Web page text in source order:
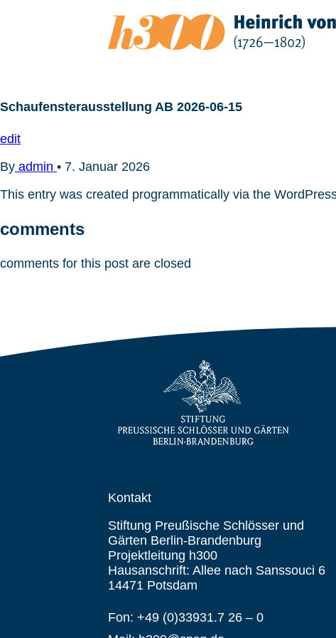
Schaufensterausstellung AB 2026-06-15
edit
By admin • 7. Januar 2026
This entry was created programmatically via the
comments
comments for this post are closed
Kontakt
Stiftung Preußische Schlösser und
Gärten Berlin-Brandenburg
Projektleitung h300
Hausanschrift: Allee nach Sanssouci 6
14471 Potsdam
Fon: +49 (0)33931.7 26 – 0